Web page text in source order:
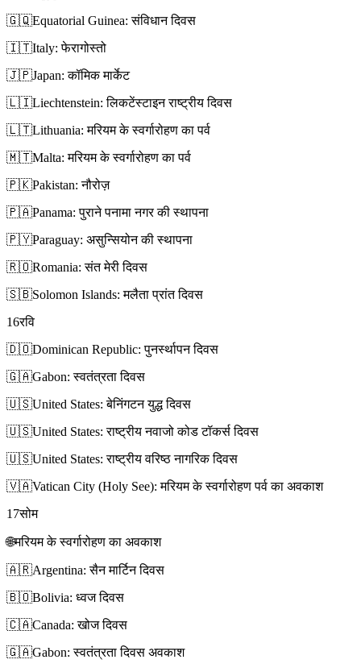
🇬🇶Equatorial Guinea: संविधान दिवस
🇮🇹Italy: फेरागोस्तो
🇯🇵Japan: कॉमिक मार्केट
🇱🇮Liechtenstein: लिकटेंस्टाइन राष्ट्रीय दिवस
🇱🇹Lithuania: मरियम के स्वर्गारोहण का पर्व
🇲🇹Malta: मरियम के स्वर्गारोहण का पर्व
🇵🇰Pakistan: नौरोज़
🇵🇦Panama: पुराने पनामा नगर की स्थापना
🇵🇾Paraguay: असुन्सियोन की स्थापना
🇷🇴Romania: संत मेरी दिवस
🇸🇧Solomon Islands: मलैता प्रांत दिवस
16रवि
🇩🇴Dominican Republic: पुनर्स्थापन दिवस
🇬🇦Gabon: स्वतंत्रता दिवस
🇺🇸United States: बेनिंगटन युद्ध दिवस
🇺🇸United States: राष्ट्रीय नवाजो कोड टॉकर्स दिवस
🇺🇸United States: राष्ट्रीय वरिष्ठ नागरिक दिवस
🇻🇦Vatican City (Holy See): मरियम के स्वर्गारोहण पर्व का अवकाश
17सोम
🌐मरियम के स्वर्गारोहण का अवकाश
🇦🇷Argentina: सैन मार्टिन दिवस
🇧🇴Bolivia: ध्वज दिवस
🇨🇦Canada: खोज दिवस
🇬🇦Gabon: स्वतंत्रता दिवस अवकाश